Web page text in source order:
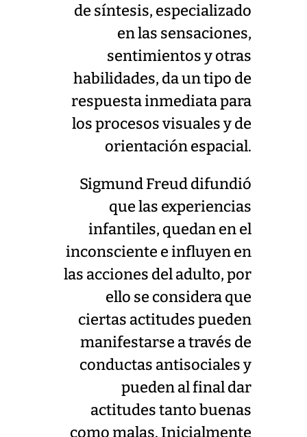
de síntesis, especializado
en las sensaciones,
sentimientos y otras
habilidades, da un tipo de
respuesta inmediata para
los procesos visuales y de
orientación espacial.
Sigmund Freud difundió
que las experiencias
infantiles, quedan en el
inconsciente e influyen en
las acciones del adulto, por
ello se considera que
ciertas actitudes pueden
manifestarse a través de
conductas antisociales y
pueden al final dar
actitudes tanto buenas
como malas. Inicialmente